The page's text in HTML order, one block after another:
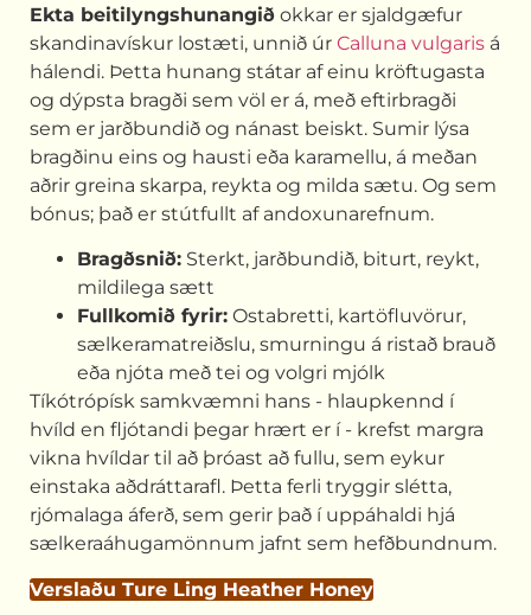
Ekta beitilyngshunangið okkar er sjaldgæfur
skandinavískur lostæti, unnið úr Calluna vulgaris á
hálendi. Þetta hunang státar af einu kröftugasta
og dýpsta bragði sem völ er á, með eftirbragði
sem er jarðbundið og nánast beiskt. Sumir lýsa
bragðinu eins og hausti eða karamellu, á meðan
aðrir greina skarpa, reykta og milda sætu. Og sem
bónus; það er stútfullt af andoxunarefnum.
Bragðsnið: Sterkt, jarðbundið, biturt, reykt,
mildilega sætt
Fullkomið fyrir: Ostabretti, kartöfluvörur,
sælkeramatreiðslu, smurningu á ristað brauð
eða njóta með tei og volgri mjólk
Tíkótrópísk samkvæmni hans - hlaupkennd í
hvíld en fljótandi þegar hrært er í - krefst margra
vikna hvíldar til að þróast að fullu, sem eykur
einstaka aðdráttarafl. Þetta ferli tryggir slétta,
rjómalaga áferð, sem gerir það í uppáhaldi hjá
sælkeraáhugamönnum jafnt sem hefðbundnum.
Verslaðu Ture Ling Heather Honey